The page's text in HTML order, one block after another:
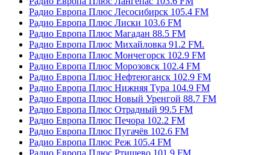
Радио Европа Плюс Лесосибирск 105.4 FM
Радио Европа Плюс Лиски 103.6 FM
Радио Европа Плюс Магадан 88.5 FM
Радио Европа Плюс Михайловка 91.2 FM.
Радио Европа Плюс Мончегорск 102.9 FM
Радио Европа Плюс Морозовск 102.4 FM
Радио Европа Плюс Нефтеюганск 102.9 FM
Радио Европа Плюс Нижняя Тура 104.9 FM
Радио Европа Плюс Новый Уренгой 88.7 FM
Радио Европа Плюс Отрадный 99.5 FM
Радио Европа Плюс Печора 102.2 FM
Радио Европа Плюс Пугачёв 102.6 FM
Радио Европа Плюс Реж 105.4 FM
Радио Европа Плюс Ртищево 101.9 FM